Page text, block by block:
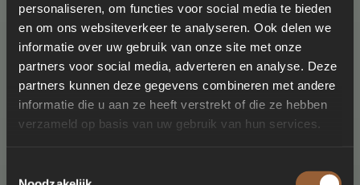
personaliseren, om functies voor social media te bieden
en om ons websiteverkeer te analyseren. Ook delen we
informatie over uw gebruik van onze site met onze
partners voor social media, adverteren en analyse. Deze
partners kunnen deze gegevens combineren met andere
informatie die u aan ze heeft verstrekt of die ze hebben
verzameld op basis van uw gebruik van hun services.